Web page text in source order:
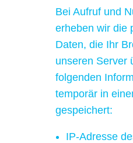
Bei Aufruf und
erheben wir die
Daten, die Ihr
unseren Server
folgenden
temporär in
gespeichert:
IP-Adresse